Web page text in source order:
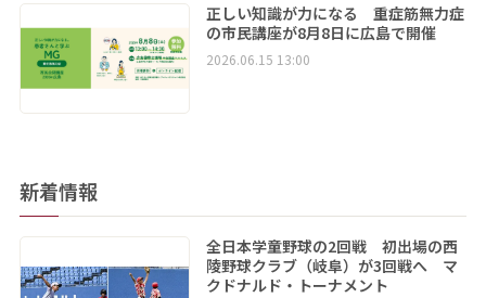
正しい知識が力になる 重症筋無力症
の市民講座が8月8日に広島で開催
2026.06.15 13:00
新着情報
全日本学童野球の2回戦 初出場の西
陵野球クラブ（岐阜）が3回戦へ マ
クドナルド・トーナメント